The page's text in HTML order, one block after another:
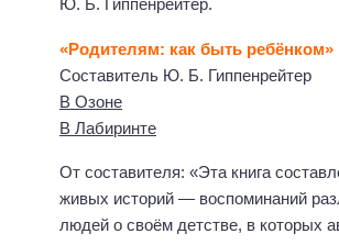
Ю. Б. Гиппенрейтер.
«Родителям: как быть ребёнком»
Составитель Ю. Б. Гиппенрейтер
В Озоне
В Лабиринте
От составителя: «Эта книга
живых историй — воспоминаний
людей о своём детстве, в которых